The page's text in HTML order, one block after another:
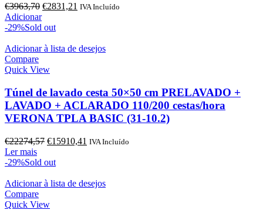
€3963,70 O
preço
original
€3963,70.
€2831,21 O
€2831,21.
IVA Incluído
Adicionar
-29%Sold out
Adicionar à lista de desejos
Compare
Quick View
Túnel de lavado cesta 50×50 cm PRELAVADO +
LAVADO + ACLARADO 110/200 cestas/hora
VERONA TPLA BASIC (31-10.2)
€22274,57 O
original
€22274,57.
€15910,41 O
€15910,41.
IVA Incluído
Ler mais
-29%Sold out
Adicionar à lista de desejos
Compare
Quick View